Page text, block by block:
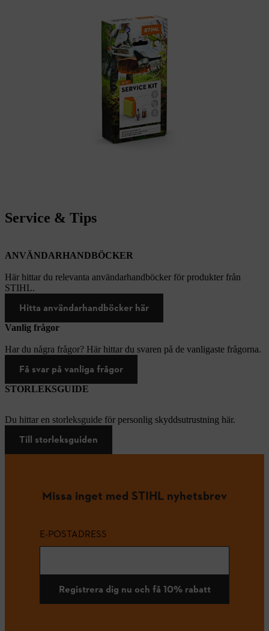
Service & Tips
ANVÄNDARHANDBÖCKER
Här hittar du relevanta användarhandböcker för produkter från
STIHL.
Hitta användarhandböcker här
Vanlig frågor
Har du några frågor? Här hittar du svaren på de vanligaste frågorna.
Få svar på vanliga frågor
STORLEKSGUIDE
Du hittar en storleksguide för personlig skyddsutrustning här.
Till storleksguiden
Missa inget med STIHL nyhetsbrev
E-POSTADRESS
Registrera dig nu och få 10% rabatt